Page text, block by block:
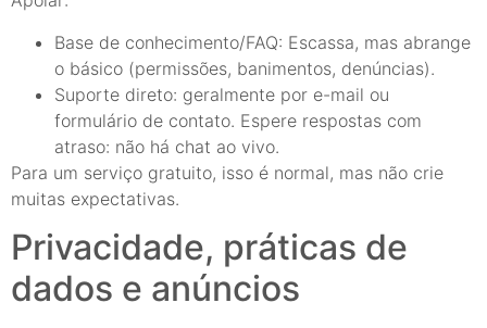
Base de conhecimento/FAQ: Escassa, mas abrange
o básico (permissões, banimentos, denúncias).
Suporte direto: geralmente por e-mail ou
formulário de contato. Espere respostas com
atraso: não há chat ao vivo.
Para um serviço gratuito, isso é normal, mas não crie
muitas expectativas.
Privacidade, práticas de
dados e anúncios